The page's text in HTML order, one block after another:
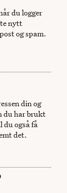
du logger
nytt
og spam.
din og
du har brukt
du også få
det.